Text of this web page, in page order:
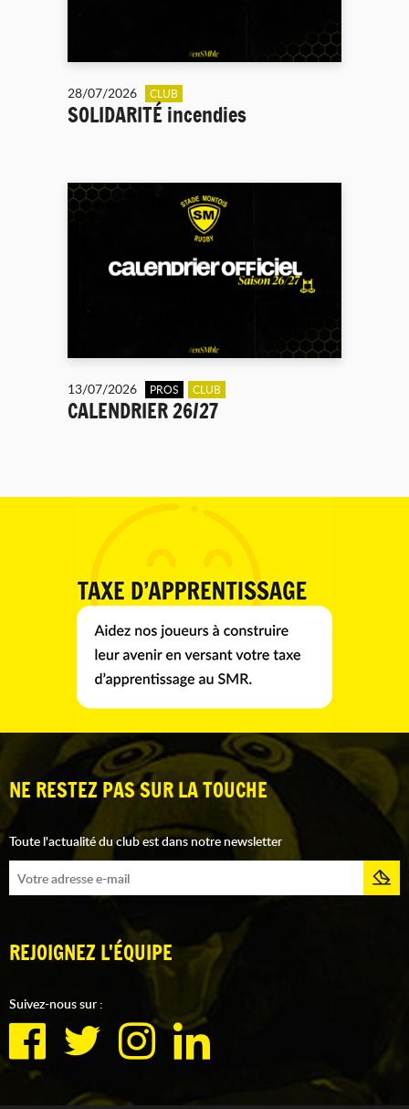
28/07/2026 CLUB
SOLIDARITÉ incendies
13/07/2026 PROS CLUB
CALENDRIER 26/27
NE RESTEZ PAS SUR LA TOUCHE
Toute l'actualité du club est dans notre newsletter
REJOIGNEZ L'ÉQUIPE
Suivez-nous sur :